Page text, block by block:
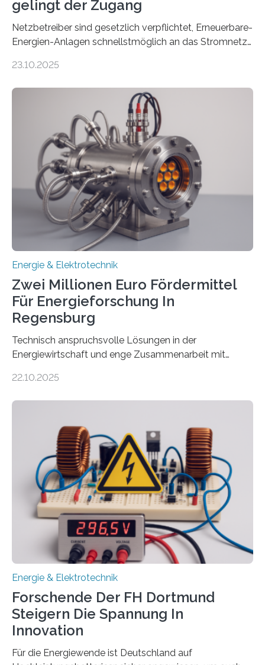
gelingt der Zugang
Netzbetreiber sind gesetzlich verpflichtet, Erneuerbare-
Energien-Anlagen schnellstmöglich an das Stromnetz
ermöglichen. Doch der dafür nötige Netzausbau hinkt
einem „Anschlussstau“. Die Stiftung
Umweltenergierecht hat den Rechtsrahmen in einem
neuen Bericht für die Praxis eingeordnet – inklusive der
Rolle von flexiblen Netzanschlussvereinbarungen. Der
Netzanschluss von Erneuerbare-Energien-Anlagen
(EE-Anlagen) ist entscheidend für die Energiewende.
Denn ohne Anschluss an das Netz kann kein Strom
eingespeist werden. Nach dem Erneuerbare-Energien-
Gesetz (EEG) sind Netzbetreiber…
23.10.2025
Energie & Elektrotechnik
Zwei Millionen Euro Fördermittel
Für Energieforschung In
Regensburg
Technisch anspruchsvolle Lösungen in der
Energiewirtschaft und enge Zusammenarbeit mit
neuen EU-geförderten Transfer-Projekte zu
Energietechnologien werden vom Europäischen
Sozialfonds Plus (ESF+) gefördert – mit einer
Gesamtsumme von mehr als zwei Millionen Euro.
Damit zählt die Hochschule zu den großen
Gewinnerinnen der aktuellen Förderrunde des
Bayerischen Wissenschaftsministeriums. Im
Mittelpunkt steht der direkte Wissenstransfer: Neue
wissenschaftliche Erkenntnisse sollen rasch in die
22.10.2025
Energie & Elektrotechnik
Forschende Der FH Dortmund
Steigern Die Spannung In
Innovation
Für die Energiewende ist Deutschland auf